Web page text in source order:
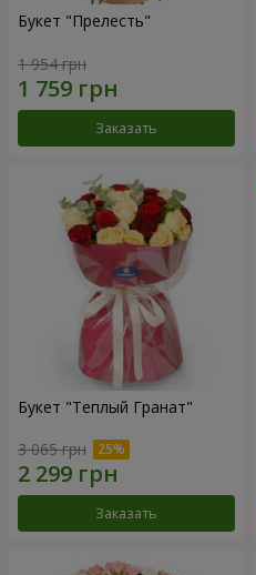
Букет "Прелесть"
1 954 грн
Заказать
Букет "Теплый Гранат"
3 065 грн
Заказать